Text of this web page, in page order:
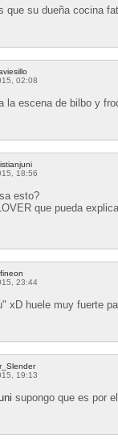
que su dueña cocina
02:08
la escena de bilbo y
18:56
esto?
que pueda
23:44
xD huele muy fuerte
19:13
supongo que es por